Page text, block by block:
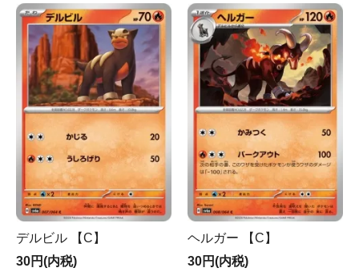
デルビル 【C】
30円(内税)
ヘルガー 【C】
30円(内税)